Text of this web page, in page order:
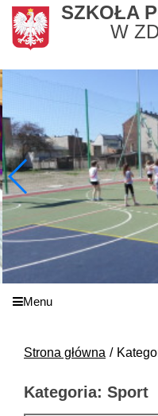
SZKOŁA
W
Menu
Strona główna
Kategoria: Sport